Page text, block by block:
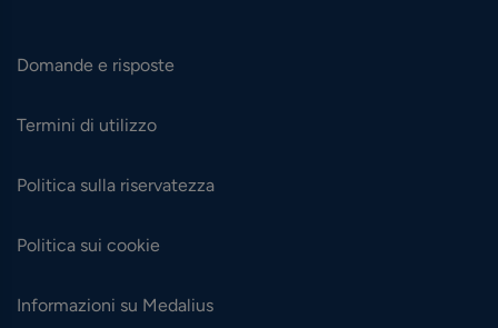
Domande e risposte
Termini di utilizzo
Politica sulla riservatezza
Politica sui cookie
Informazioni su Medalius